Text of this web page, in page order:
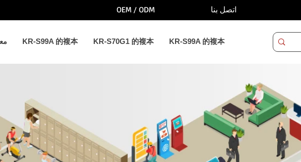
OEM / ODM اتصل بنا
KR-S99A 的複本 KR-S70G1 的複本 KR-S99A 的複本